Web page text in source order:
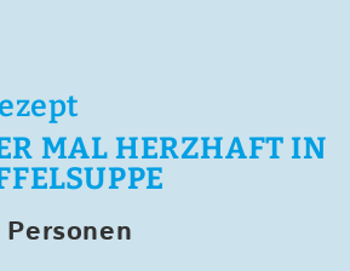
MAL HERZHAFT IN